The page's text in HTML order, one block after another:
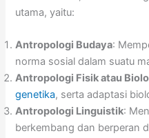
utama, yaitu:
Antropologi Budaya:
norma sosial dalam suatu
Antropologi Fisik atau
genetika, serta adaptasi
Antropologi Linguistik:
berkembang dan berperan